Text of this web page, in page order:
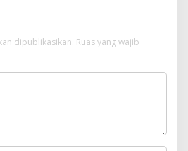
dipublikasikan. Ruas yang wajib